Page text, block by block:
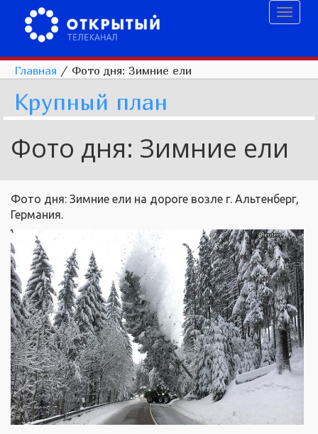
Главная / Фото дня: Зимние ели
Крупный план
Фото дня: Зимние ели
Фото дня: Зимние ели на дороге возле г. Альтенберг,
Германия.